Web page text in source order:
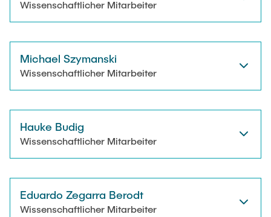
Wissenschaftlicher Mitarbeiter
Michael Szymanski
Wissenschaftlicher Mitarbeiter
Hauke Budig
Wissenschaftlicher Mitarbeiter
Eduardo Zegarra Berodt
Wissenschaftlicher Mitarbeiter